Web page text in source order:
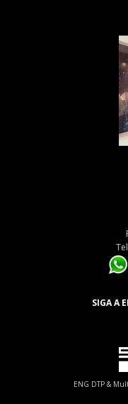
SIGA A
ENG DTP &